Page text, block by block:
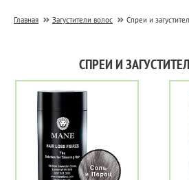
Главная Загустители волос Спреи и
СПРЕИ И